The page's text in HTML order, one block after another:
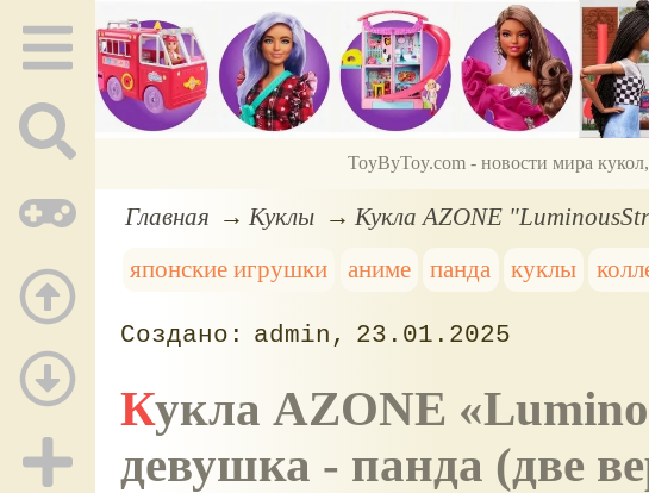
ToyByToy.com - новости мира
Главная Куклы
Кукла AZONE
японские игрушки
аниме панда куклы
admin 23.01.2025
Кукла AZONE
девушка - панда (две